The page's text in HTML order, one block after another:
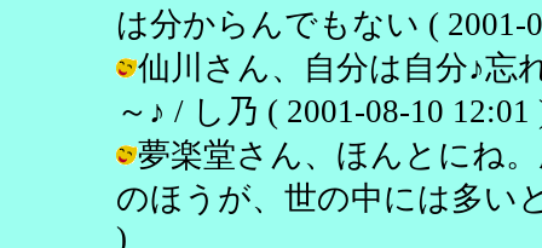
は分からんでもない ( 2001-
仙川さん、自分は自分♪忘
～♪ / し乃 ( 2001-08-10 12:01
夢楽堂さん、ほんとにね
のほうが、世の中には多い
)